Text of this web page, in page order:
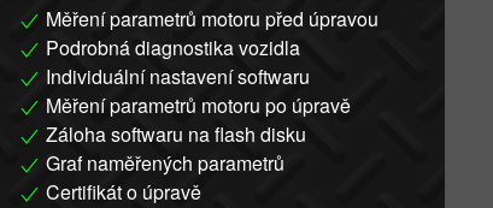
Měření parametrů motoru před úpravou
Podrobná diagnostika vozidla
Individuální nastavení softwaru
Měření parametrů motoru po úpravě
Záloha softwaru na flash disku
Graf naměřených parametrů
Certifikát o úpravě